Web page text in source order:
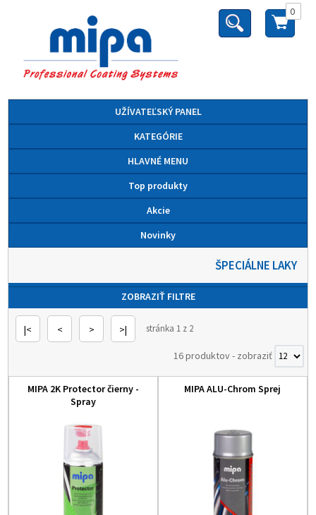
0
UŽÍVATEĽSKÝ PANEL
KATEGÓRIE
HLAVNÉ MENU
Top produkty
Akcie
Novinky
ŠPECIÁLNE LAKY
ZOBRAZIŤ FILTRE
|< < > >| stránka 1 z 2
16 produktov- zobraziť
MIPA 2K Protector čierny -
Spray
MIPA ALU-Chrom Sprej